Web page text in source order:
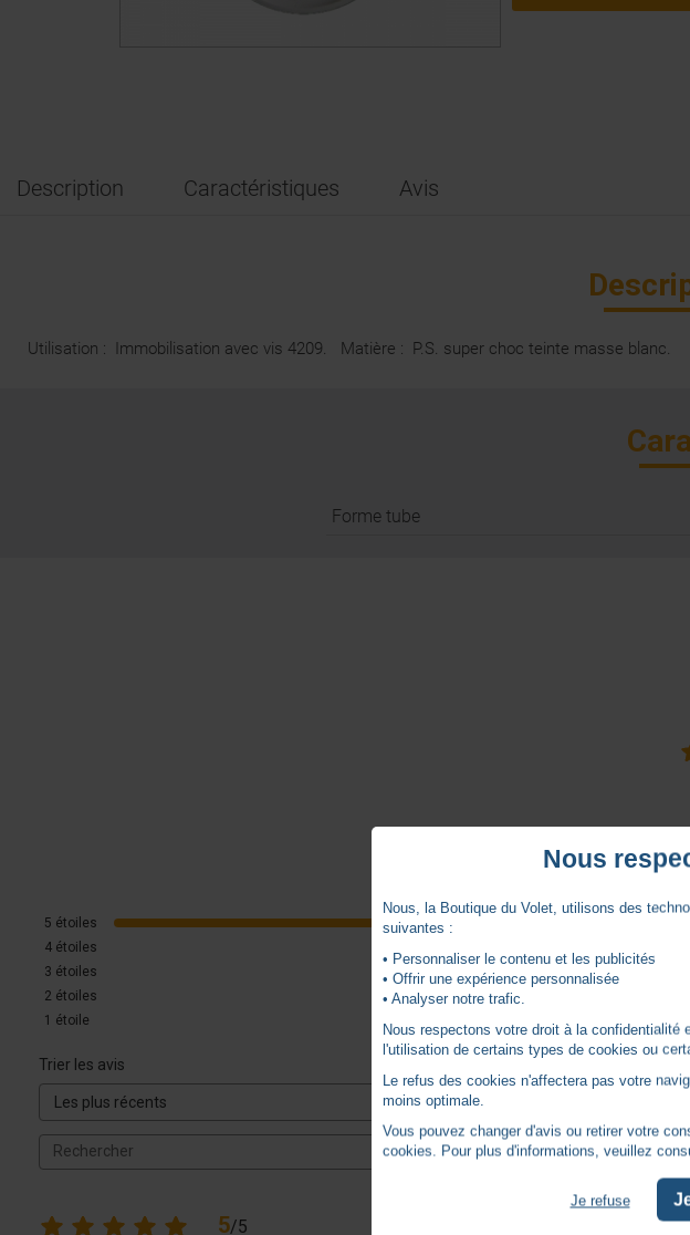
Description Caractéristiques Avis
Utilisation : Immobilisation avec vis 4209. Matière : P.S. super choc teinte masse blanc.
Forme tube
5 étoiles
4 étoiles
3 étoiles
2 étoiles
1 étoile
Trier les avis
5/5
Nous
Nous, la Boutique du Volet, utilisons des
suivantes :
• Personnaliser le contenu et les publicités
• Offrir une expérience personnalisée
• Analyser notre trafic.
Nous respectons votre droit à la confidentialité
l'utilisation de certains types de cookies ou
Le refus des cookies n'affectera pas votre
moins optimale.
Vous pouvez changer d'avis ou retirer votre
cookies. Pour plus d'informations, veuillez
Je refuse